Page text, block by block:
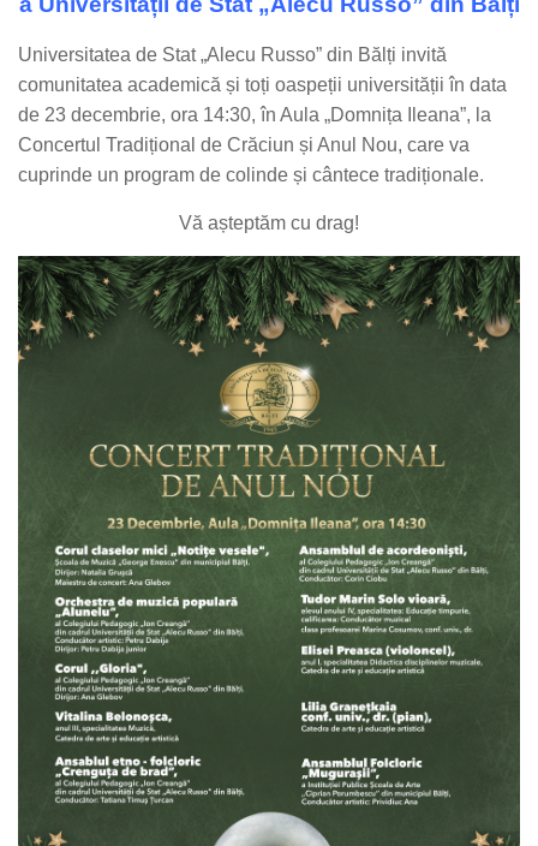
Universitatea de Stat „Alecu Russo” din Bălți invită
comunitatea academică și toți oaspeții universității în data
de 23 decembrie, ora 14:30, în Aula „Domnița Ileana”, la
Concertul Tradițional de Crăciun și Anul Nou, care va
cuprinde un program de colinde și cântece tradiționale.
Vă așteptăm cu drag!